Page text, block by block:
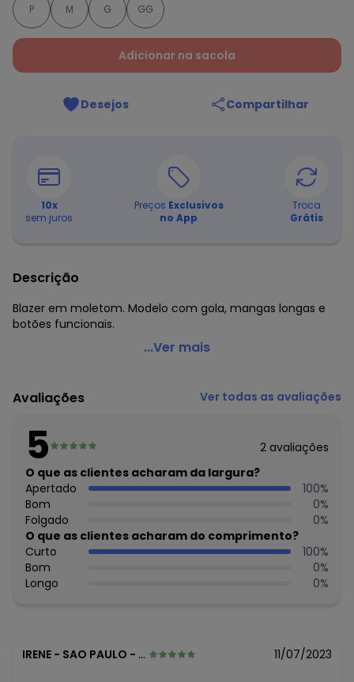
P M G GG
Adicionar na sacola
Desejos Compartilhar
10x
sem juros
Preços Exclusivos
no App
Troca
Grátis
Descrição
Blazer em moletom. Modelo com gola, mangas longas e
botões funcionais.
Moda Pop - Blazer Listrado Cinza com Botões
Código do produto: 3643113
Comprimento da manga: Longa
Fechamento: Botão
Tecido: Moletinho (fio tinto) sem pelúcia
Composição: Conforme imagem etiqueta
Histórico de preços
O preço apresentado abaixo é o menor oferecido em
algum dia do mês, para o menor tamanho disponível.
agosto/2026
N/D*
julho/2026 R$ 42,99
junho/2026 R$ 42,99
fevereiro/2026 N/D*
...Ver mais
Avaliações Ver todas as avaliações
5 2 avaliações
O que as clientes acharam da largura?
Apertado
100%
Bom
0%
Folgado
0%
O que as clientes acharam do comprimento?
Curto
100%
Bom
0%
Longo
0%
IRENE - SAO PAULO - SP 11/07/2023